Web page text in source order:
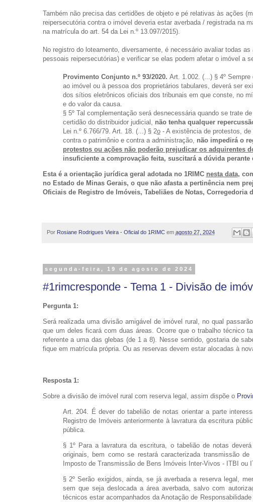
Também não precisa das certidões de objeto e pé relativas às ações
reipersecutória contra o imóvel deveria estar averbada / registrada na
na matrícula do art. 54 da Lei n.º 13.097/2015).
No registro do loteamento, diversamente, é necessário avaliar todas
pessoais reipersecutórias) e verificar se elas podem afetar o imóvel a
Provimento Conjunto n.º 93/2020. Art. 1.002. (...) § 4º
ao imóvel ou à pessoa dos proprietários tabulares, deverá ser
dos sítios eletrônicos oficiais dos tribunais em que conste, no
e do valor da causa.
§ 5º Tal complementação será desnecessária quando se trate
certidão do distribuidor judicial, não tenha qualquer
Lei n.º 6.766/79. Art. 18. (...) § 2o- A existência de protestos,
contra o patrimônio e contra a administração, não impedirá o
protestos ou ações não poderão prejudicar os adquirentes
insuficiente a comprovação feita, suscitará a dúvida perante
Esta é a orientação jurídica geral adotada no 1RIMC nesta data,
no Estado de Minas Gerais, o que não afasta a pertinência nem
Oficiais de Registro de Imóveis, Tabeliães de Notas,
Por Rosiane Rodrigues Vieira - Oficial do 1RIMC em agosto 27, 2024
segunda-feira, 19 de agosto de 2024
#1rimcresponde - Tema 1 - Divisão de
Pergunta 1:
Será realizada uma divisão amigável de imóvel rural, no qual
que um deles ficará com duas áreas. Ocorre que o trabalho técnico
referente a uma das glebas (de 1 a 8). Nesse sentido, gostaria de
fique em matrícula própria. Ou as reservas devem estar alocadas à
Resposta 1:
Sobre a divisão de imóvel rural com reserva legal, assim dispõe o
Art. 204. É dever do tabelião de notas orientar a parte
Registro de Imóveis anteriormente à lavratura da escritura
pública.
§ 1º Para a lavratura da escritura, o tabelião de notas
originais, bem como se restará caracterizada transmissão
Imposto de Transmissão de Bens Imóveis Inter-Vivos - ITBI
§ 2º Serão exigidos, ainda, se já averbada a reserva legal,
sem que seja deslocada a área averbada, salvo com
técnicos estar acompanhados da Anotação de